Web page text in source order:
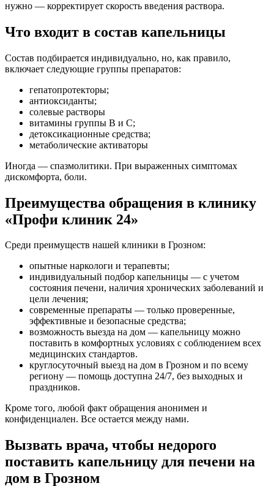
нужно — корректирует скорость введения раствора.
Что входит в состав капельницы
Состав подбирается индивидуально, но, как правило,
включает следующие группы препаратов:
гепатопротекторы;
антиоксиданты;
солевые растворы
витамины группы B и C;
детоксикационные средства;
метаболические активаторы
Иногда — спазмолитики. При выраженных симптомах
дискомфорта, боли.
Преимущества обращения в клинику
«Профи клиник 24»
Среди преимуществ нашей клиники в Грозном:
опытные наркологи и терапевты;
индивидуальный подбор капельницы — с учетом
состояния печени, наличия хронических заболеваний и
цели лечения;
современные препараты — только проверенные,
эффективные и безопасные средства;
возможность выезда на дом — капельницу можно
поставить в комфортных условиях с соблюдением всех
медицинских стандартов.
круглосуточный выезд на дом в Грозном и по всему
региону — помощь доступна 24/7, без выходных и
праздников.
Кроме того, любой факт обращения анонимен и
конфиденциален. Все остается между нами.
Вызвать врача, чтобы недорого
поставить капельницу для печени на
дом в Грозном